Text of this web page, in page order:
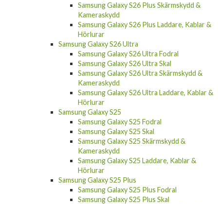
Kameraskydd
Samsung Galaxy S26 Plus Laddare, Kablar &
Hörlurar
Samsung Galaxy S26 Ultra
Samsung Galaxy S26 Ultra Fodral
Samsung Galaxy S26 Ultra Skal
Samsung Galaxy S26 Ultra Skärmskydd &
Kameraskydd
Samsung Galaxy S26 Ultra Laddare, Kablar &
Hörlurar
Samsung Galaxy S25
Samsung Galaxy S25 Fodral
Samsung Galaxy S25 Skal
Samsung Galaxy S25 Skärmskydd &
Kameraskydd
Samsung Galaxy S25 Laddare, Kablar &
Hörlurar
Samsung Galaxy S25 Plus
Samsung Galaxy S25 Plus Fodral
Samsung Galaxy S25 Plus Skal
Samsung Galaxy S25 Plus Skärmskydd &